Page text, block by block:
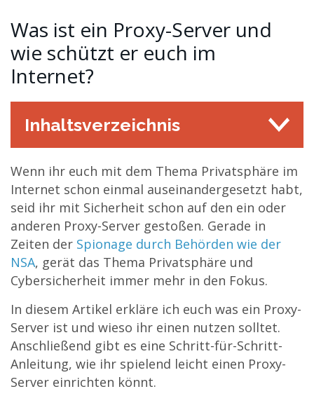
Was ist ein Proxy-Server und
wie schützt er euch im
Internet?
Inhaltsverzeichnis
Wenn ihr euch mit dem Thema Privatsphäre im
Internet schon einmal auseinandergesetzt habt,
seid ihr mit Sicherheit schon auf den ein oder
anderen Proxy-Server gestoßen. Gerade in
Zeiten der Spionage durch Behörden wie der
NSA, gerät das Thema Privatsphäre und
Cybersicherheit immer mehr in den Fokus.
In diesem Artikel erkläre ich euch was ein Proxy-
Server ist und wieso ihr einen nutzen solltet.
Anschließend gibt es eine Schritt-für-Schritt-
Anleitung, wie ihr spielend leicht einen Proxy-
Server einrichten könnt.